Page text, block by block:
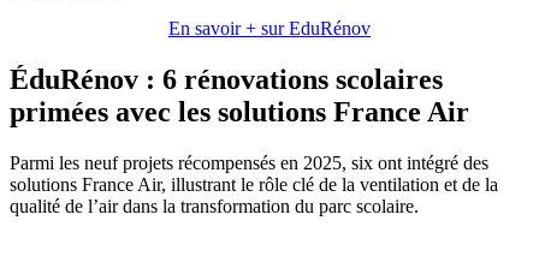
En savoir + sur EduRénov
ÉduRénov : 6 rénovations scolaires
primées avec les solutions France Air
Parmi les neuf projets récompensés en 2025, six ont intégré des
solutions France Air, illustrant le rôle clé de la ventilation et de la
qualité de l’air dans la transformation du parc scolaire.